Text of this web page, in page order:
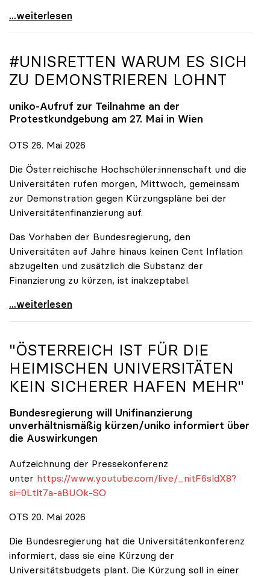
\"Wir nehmen es nicht hin\": Rede von
...weiterlesen
#UNISRETTEN WARUM ES SICH
ZU DEMONSTRIEREN LOHNT
uniko-Aufruf zur Teilnahme an der
Protestkundgebung am 27. Mai in Wien
OTS 26. Mai 2026
Die Österreichische Hochschüler:innenschaft und die
Universitäten rufen morgen, Mittwoch, gemeinsam
zur Demonstration gegen Kürzungspläne bei der
Universitätenfinanzierung auf.
Das Vorhaben der Bundesregierung, den
Universitäten auf Jahre hinaus keinen Cent Inflation
abzugelten und zusätzlich die Substanz der
Finanzierung zu kürzen, ist inakzeptabel.
#UnisRetten Warum es sich zu demonstrieren lohnt
...weiterlesen
"ÖSTERREICH IST FÜR DIE
HEIMISCHEN UNIVERSITÄTEN
KEIN SICHERER HAFEN MEHR"
Bundesregierung will Unifinanzierung
unverhältnismäßig kürzen/uniko informiert über
die Auswirkungen
Aufzeichnung der Pressekonferenz
unter https://www.youtube.com/live/_nitF6sldX8?
si=0Ltlt7a-aBUOk-SO
OTS 20. Mai 2026
Die Bundesregierung hat die Universitätenkonferenz
informiert, dass sie eine Kürzung der
Universitätsbudgets plant. Die Kürzung soll in einer